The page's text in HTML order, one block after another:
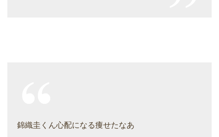
錦織圭くん心配になる痩せたなあ